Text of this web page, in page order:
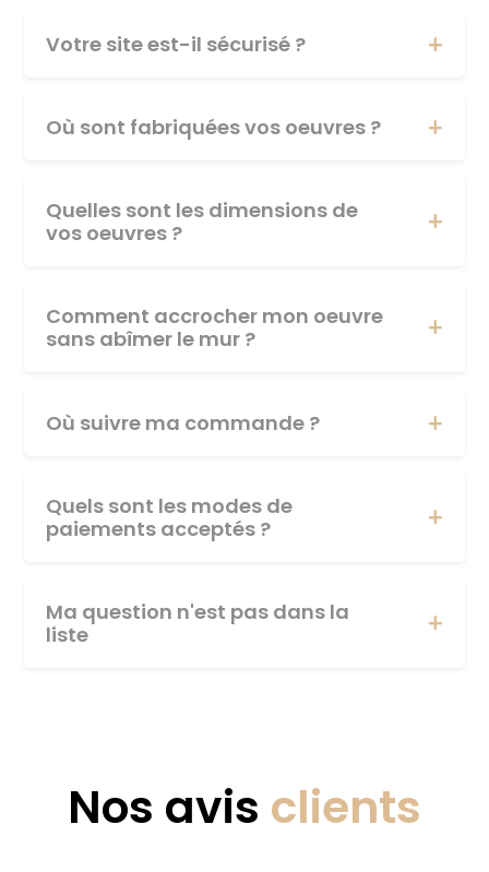
Votre site est-il sécurisé ?
Où sont fabriquées vos oeuvres ?
Quelles sont les dimensions de
vos oeuvres ?
Comment accrocher mon oeuvre
sans abîmer le mur ?
Où suivre ma commande ?
Quels sont les modes de
paiements acceptés ?
Ma question n'est pas dans la
liste
Nos avis clients